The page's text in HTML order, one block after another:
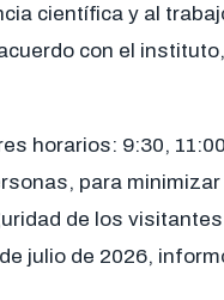
científica y al
con el
horarios: 9:30,
para
de los
julio de 2026,